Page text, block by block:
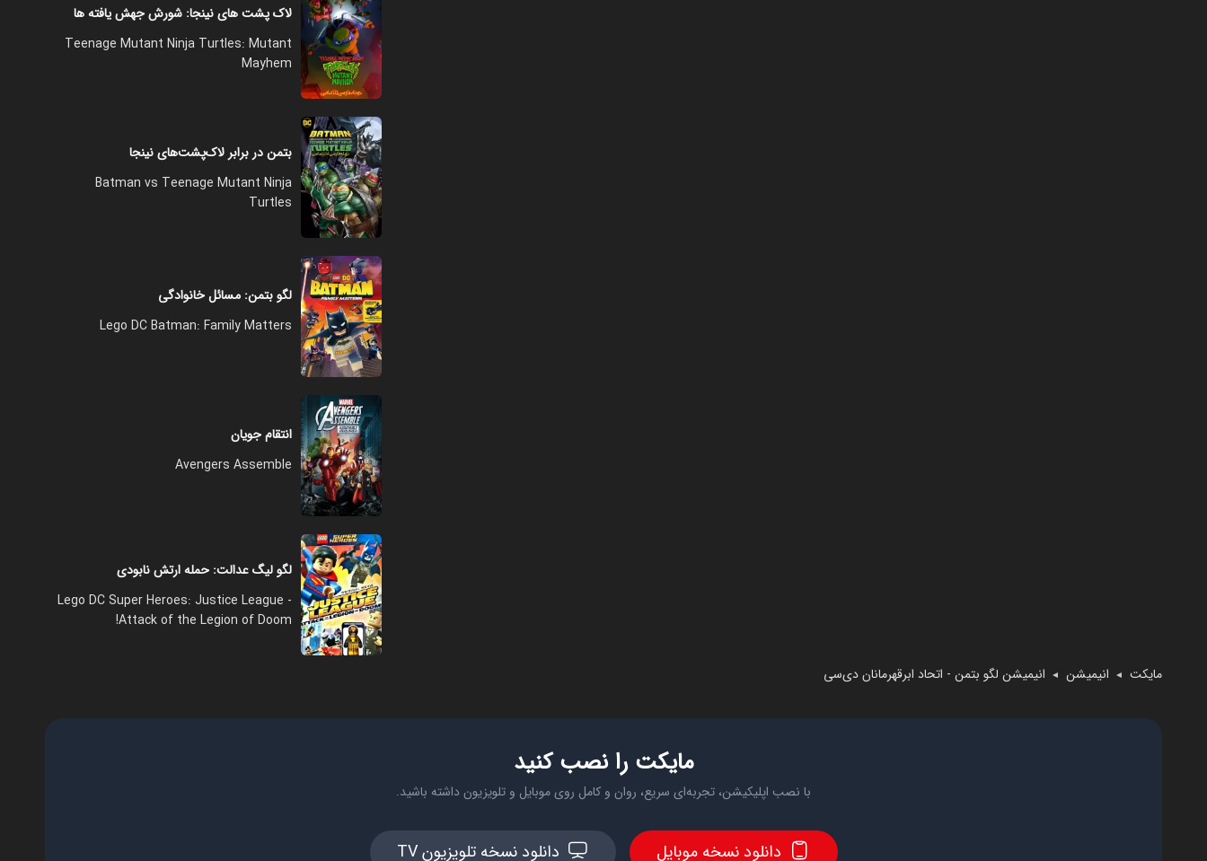
مایکت ◄ انیمیشن ◄ انیمیشن لگو بتمن - اتحاد ابرقهرمانان دی‌سی
لاک پشت های نینجا: شورش جهش یافته ها
Teenage Mutant Ninja Turtles: Mutant
Mayhem
بتمن در برابر لاک‌پشت‌های نینجا
Batman vs Teenage Mutant Ninja
Turtles
لگو بتمن: مسائل خانوادگی
Lego DC Batman: Family Matters
انتقام جویان
Avengers Assemble
لگو لیگ عدالت: حمله ارتش نابودی
Lego DC Super Heroes: Justice League -
Attack of the Legion of Doom!
مایکت را نصب کنید
با نصب اپلیکیشن، تجربه‌ای سریع، روان و کامل روی موبایل و تلویزیون داشته باشید.
دانلود نسخه موبایل دانلود نسخه تلویزیون TV